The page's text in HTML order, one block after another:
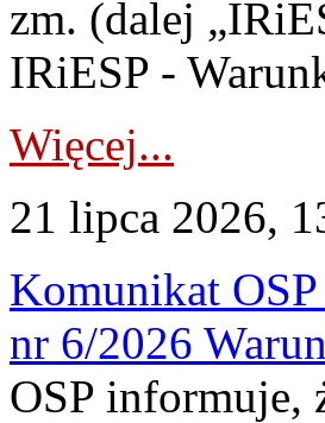
zm. (dalej
IRiESP -
Więcej...
21 lipca 2026,
Komunikat
nr 6/2026
OSP informuje,